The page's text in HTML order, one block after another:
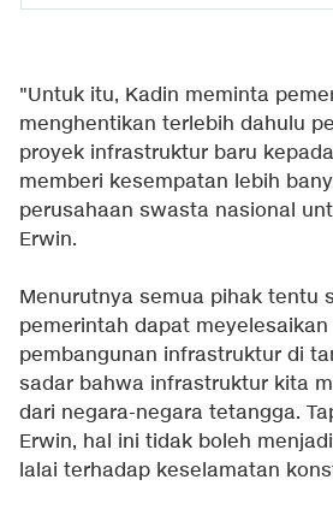
"Untuk itu, Kadin meminta
menghentikan terlebih dahulu
proyek infrastruktur baru
memberi kesempatan lebih
perusahaan swasta nasional
Erwin.
Menurutnya semua pihak tentu
pemerintah dapat
pembangunan infrastruktur di
sadar bahwa infrastruktur kita
dari negara-negara tetangga.
Erwin, hal ini tidak boleh
lalai terhadap keselamatan